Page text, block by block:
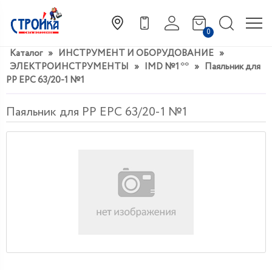
0
Каталог » ИНСТРУМЕНТ И ОБОРУДОВАНИЕ »
ЭЛЕКТРОИНСТРУМЕНТЫ » IMD №1 ** » Паяльник для
РР ЕРС 63/20-1 №1
Паяльник для РР ЕРС 63/20-1 №1